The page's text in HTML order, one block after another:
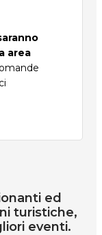
area
ed
turistiche,
eventi.